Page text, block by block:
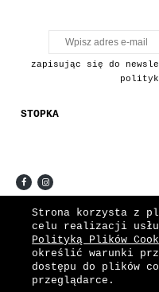
Strona korzysta z
celu realizacji
Polityką Plików
określić warunki
dostępu do plików
przeglądarce.
zapisując się do
STOPKA
Pokaż
Sklep